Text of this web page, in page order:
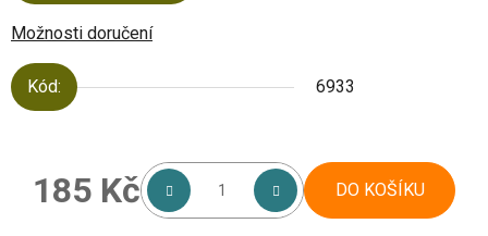
Možnosti doručení
Kód: 6933
185 Kč DO KOŠÍKU